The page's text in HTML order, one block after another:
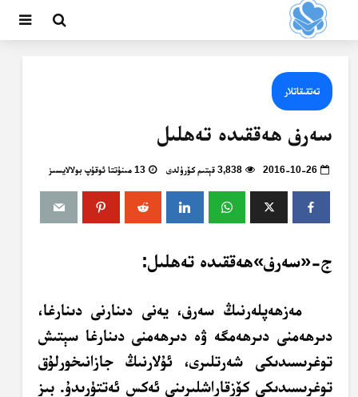
تەتقىقاتلار
سەرف ھەققىدە تەھلىل
2016-10-26 3,838 قېتىم كۆرۈلدى 13 مىنۇتتا ئوقۇپ بولالايسىز
ج-«سەرف»ھەققىدە تەھلىل:
مەزھەپلەرنىڭ سەرف، يەنى دىنارنى دىنارغا،
دىرھەمنى دىرھەمگە ۋە دىرھەمنى دىنارغا سېتىش
توغرىسىدىكى شەرتلىرى، ئۇلارنىڭ جازانىخورلۇق
توغرىسىدىكى كۆزقاراشلىرىنى ئەكس ئەتتۈرىدۇ. بىز